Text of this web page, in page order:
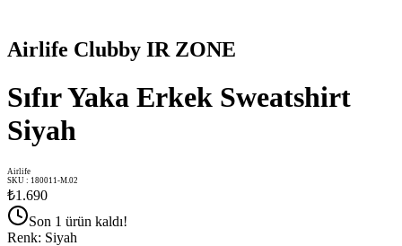
Airlife Clubby IR ZONE
Sıfır Yaka Erkek Sweatshirt
Siyah
Airlife
SKU : 180011-M.02
₺1.690
Son 1 ürün kaldı!
Renk: Siyah